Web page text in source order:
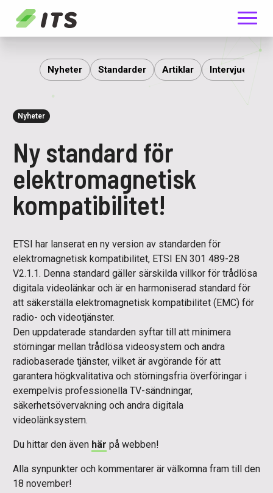
ITS
Nyheter Standarder Artiklar Intervjuer
Nyheter
Ny standard för
elektromagnetisk
kompatibilitet!
ETSI har lanserat en ny version av standarden för
elektromagnetisk kompatibilitet, ETSI EN 301 489-28
V2.1.1. Denna standard gäller särskilda villkor för trådlösa
digitala videolänkar och är en harmoniserad standard för
att säkerställa elektromagnetisk kompatibilitet (EMC) för
radio- och videotjänster.
Den uppdaterade standarden syftar till att minimera
störningar mellan trådlösa videosystem och andra
radiobaserade tjänster, vilket är avgörande för att
garantera högkvalitativa och störningsfria överföringar i
exempelvis professionella TV-sändningar,
säkerhetsövervakning och andra digitala
videolänksystem.
Du hittar den även här på webben!
Alla synpunkter och kommentarer är välkomna fram till den
18 november!